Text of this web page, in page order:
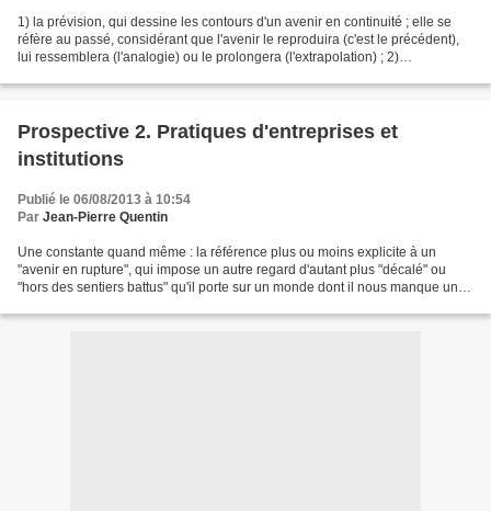
1) la prévision, qui dessine les contours d'un avenir en continuité ; elle se
réfère au passé, considérant que l'avenir le reproduira (c'est le précédent),
lui ressemblera (l'analogie) ou le prolongera (l'extrapolation) ; 2)
Prospective 2. Pratiques d'entreprises et
institutions
Publié le 06/08/2013 à 10:54
Par Jean-Pierre Quentin
Une constante quand même : la référence plus ou moins explicite à un
"avenir en rupture", qui impose un autre regard d'autant plus "décalé" ou
"hors des sentiers battus" qu'il porte sur un monde dont il nous manque un